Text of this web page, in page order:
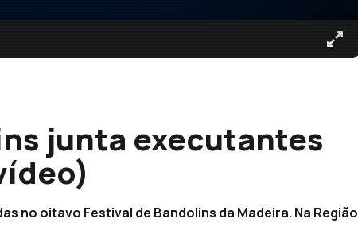
junta executantes
no oitavo Festival de Bandolins da Madeira. Na Região